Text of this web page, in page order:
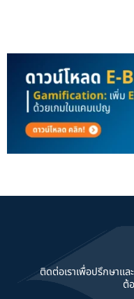
ติดต่อเราเพื่อปรึกษาแ
ต้